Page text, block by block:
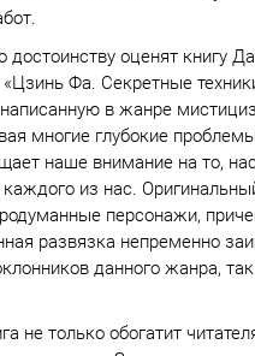
достоинству оценят книгу
Фа. Секретные
в жанре
многие глубокие
наше внимание на то,
из нас.
персонажи,
развязка непременно
данного жанра,
не только обогатит